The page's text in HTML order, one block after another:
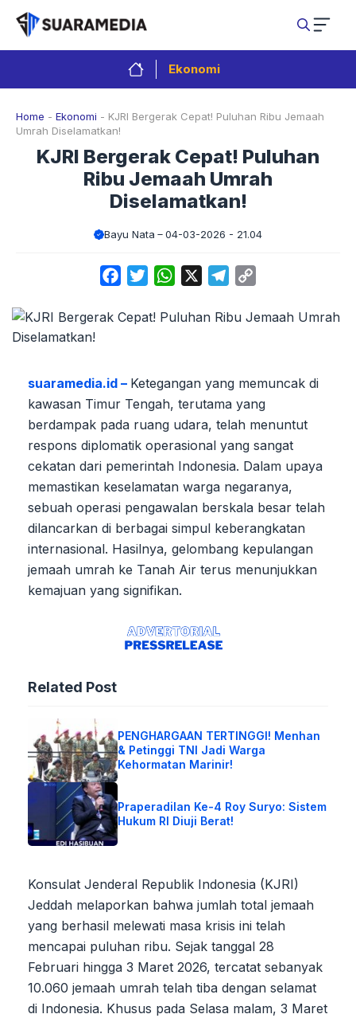
Langsung
isi
Ekonomi
Home - Ekonomi - KJRI Bergerak Cepat! Puluhan Ribu Jemaah
Umrah Diselamatkan!
KJRI Bergerak Cepat! Puluhan
Ribu Jemaah Umrah
Diselamatkan!
Bayu Nata 04-03-2026 - 21.04
FacebookTwitterWhatsApp Telegram
suaramedia.id – Ketegangan yang memuncak di
kawasan Timur Tengah, terutama yang
berdampak pada ruang udara, telah menuntut
respons diplomatik operasional yang sangat
cekatan dari pemerintah Indonesia. Dalam upaya
memastikan keselamatan warga negaranya,
sebuah operasi pengawalan berskala besar telah
dilancarkan di berbagai simpul keberangkatan
internasional. Hasilnya, gelombang kepulangan
jemaah umrah ke Tanah Air terus menunjukkan
kemajuan yang signifikan.
Related Post
PENGHARGAAN TERTINGGI! Menhan
& Petinggi TNI Jadi Warga
Kehormatan Marinir!
Praperadilan Ke-4 Roy Suryo: Sistem
Hukum RI Diuji Berat!
Konsulat Jenderal Republik Indonesia (KJRI)
Jeddah melaporkan bahwa jumlah total jemaah
yang berhasil melewati masa krisis ini telah
mencapai puluhan ribu. Sejak tanggal 28
Februari hingga 3 Maret 2026, tercatat sebanyak
10.060 jemaah umrah telah tiba dengan selamat
di Indonesia. Khusus pada Selasa malam, 3 Maret